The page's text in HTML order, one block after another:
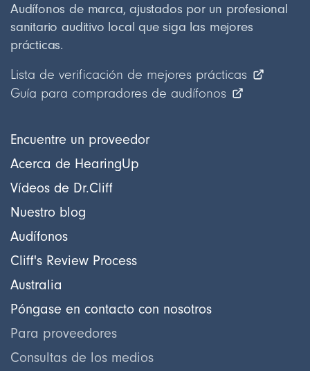
Encuentre un proveedor
Acerca de HearingUp
Vídeos de Dr.Cliff
Nuestro blog
Audífonos
Cliff's Review Process
Australia
Póngase en contacto con nosotros
Para proveedores
Consultas de los medios
Audífonos de marca, ajustados por un profesional
sanitario auditivo local que siga las mejores
prácticas.
Lista de verificación de mejores prácticas
Guía para compradores de audífonos